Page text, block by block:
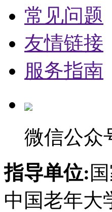
常见问题
友情链接
服务指南
微信公众
指导单位:
中国老年大